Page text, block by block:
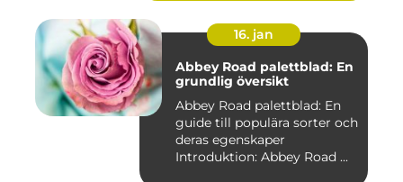
16. jan
Abbey Road palettblad: En
grundlig översikt
Abbey Road palettblad: En
guide till populära sorter och
deras egenskaper
Introduktion: Abbey Road ...